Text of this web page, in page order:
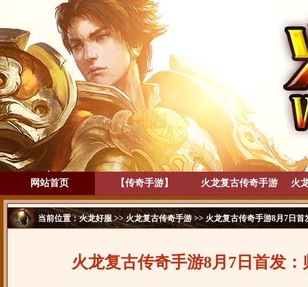
网站首页 【传奇手游】 火龙复古传奇手游 火
当前位置：火龙好服>>火龙复古传奇手游>> 火龙复古传奇手游8月7日首
火龙复古传奇手游8月7日首发：